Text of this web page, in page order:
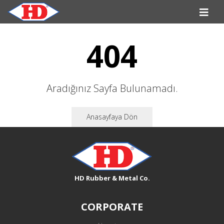
404
Aradığınız Sayfa Bulunamadı.
Anasayfaya Dön
HD Rubber & Metal Co.
CORPORATE